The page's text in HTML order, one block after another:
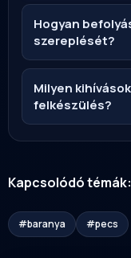
Hogyan
szereplését?
Milyen
felkészülés?
Kapcsolódó témák:
#baranya #pecs